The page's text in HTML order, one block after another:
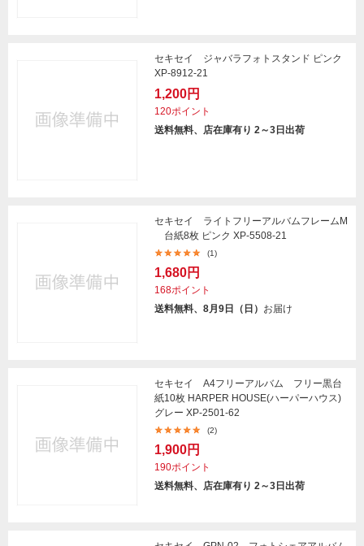
セキセイ ジャバラフォトスタンド ピンク
XP-8912-21
1,200円
120ポイント
送料無料、店在庫有り 2～3日出荷
セキセイ ライトフリーアルバムフレームM
台紙8枚 ピンク XP-5508-21
(1)
1,680円
168ポイント
送料無料、8月9日（日） お届け
セキセイ A4フリーアルバム フリー黒台
紙10枚 HARPER HOUSE(ハーパーハウス)
グレー XP-2501-62
(2)
1,900円
190ポイント
送料無料、店在庫有り 2～3日出荷